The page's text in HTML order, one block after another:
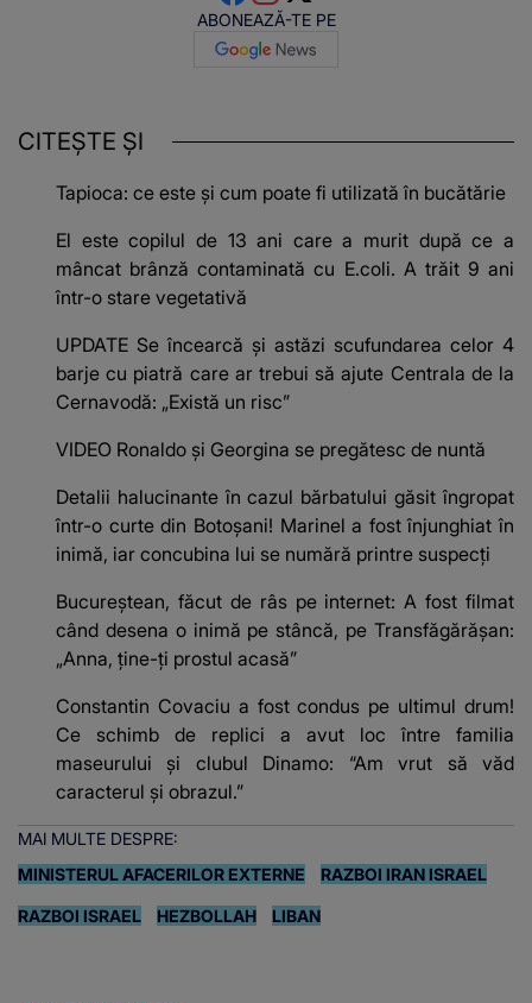
ABONEAZĂ-TE PE
CITEȘTE ȘI
Tapioca: ce este și cum poate fi utilizată în bucătărie
El este copilul de 13 ani care a murit după ce a
mâncat brânză contaminată cu E.coli. A trăit 9 ani
într-o stare vegetativă
UPDATE Se încearcă și astăzi scufundarea celor 4
barje cu piatră care ar trebui să ajute Centrala de la
Cernavodă: „Există un risc”
VIDEO Ronaldo și Georgina se pregătesc de nuntă
Detalii halucinante în cazul bărbatului găsit îngropat
într-o curte din Botoșani! Marinel a fost înjunghiat în
inimă, iar concubina lui se numără printre suspecți
Bucureștean, făcut de râs pe internet: A fost filmat
când desena o inimă pe stâncă, pe Transfăgărășan:
„Anna, ține-ți prostul acasă”
Constantin Covaciu a fost condus pe ultimul drum!
Ce schimb de replici a avut loc între familia
maseurului și clubul Dinamo: “Am vrut să văd
caracterul și obrazul.”
MAI MULTE DESPRE:
MINISTERUL AFACERILOR EXTERNE
RAZBOI IRAN ISRAEL
RAZBOI ISRAEL HEZBOLLAH LIBAN